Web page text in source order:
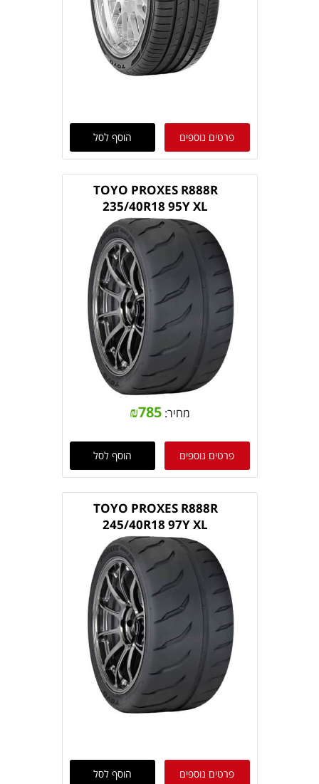
פרטים נוספים הוסף לסל
TOYO PROXES R888R
235/40R18 95Y XL
מחיר: ₪785
פרטים נוספים הוסף לסל
TOYO PROXES R888R
245/40R18 97Y XL
פרטים נוספים הוסף לסל